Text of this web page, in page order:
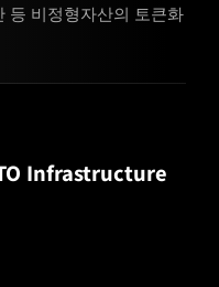
등 비정형자산의 토큰화
Infrastructure